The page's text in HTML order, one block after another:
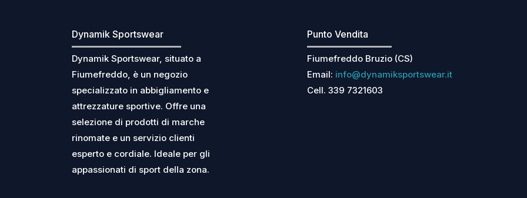
Dynamik Sportswear
Dynamik Sportswear, situato a
Fiumefreddo, è un negozio
specializzato in abbigliamento e
attrezzature sportive. Offre una
selezione di prodotti di marche
rinomate e un servizio clienti
esperto e cordiale. Ideale per gli
appassionati di sport della zona.
Punto Vendita
Fiumefreddo Bruzio (CS)
Email: info@dynamiksportswear.it
Cell. 339 7321603